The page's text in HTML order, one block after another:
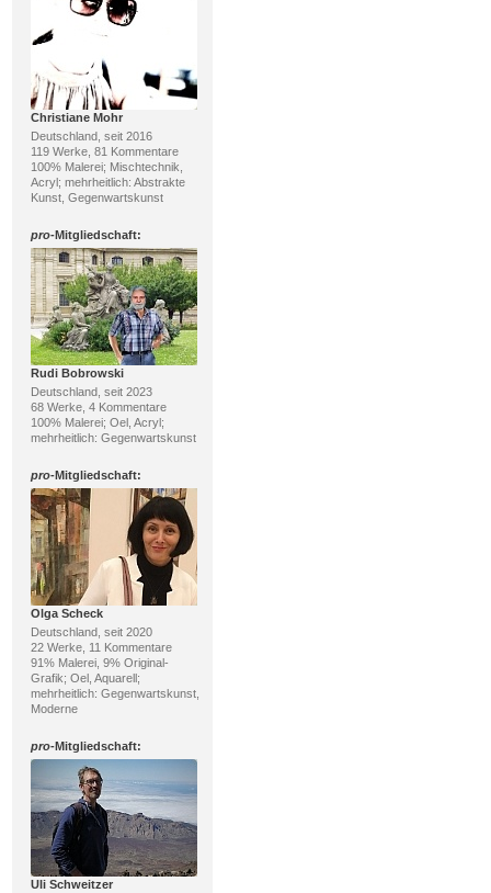
Christiane Mohr
Deutschland, seit 2016
119 Werke, 81 Kommentare
100% Malerei; Mischtechnik,
Acryl; mehrheitlich: Abstrakte
Kunst, Gegenwartskunst
pro-Mitgliedschaft:
Rudi Bobrowski
Deutschland, seit 2023
68 Werke, 4 Kommentare
100% Malerei; Oel, Acryl;
mehrheitlich: Gegenwartskunst
pro-Mitgliedschaft:
Olga Scheck
Deutschland, seit 2020
22 Werke, 11 Kommentare
91% Malerei, 9% Original-
Grafik; Oel, Aquarell;
mehrheitlich: Gegenwartskunst,
Moderne
pro-Mitgliedschaft:
Uli Schweitzer